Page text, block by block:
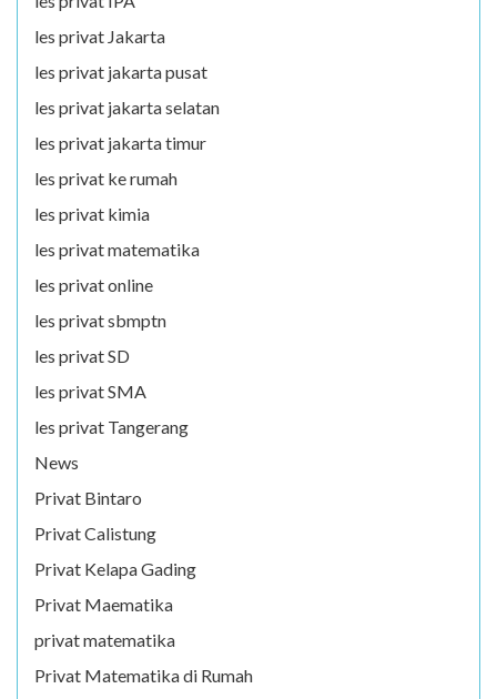
les privat Jakarta
les privat jakarta pusat
les privat jakarta selatan
les privat jakarta timur
les privat ke rumah
les privat kimia
les privat matematika
les privat online
les privat sbmptn
les privat SD
les privat SMA
les privat Tangerang
News
Privat Bintaro
Privat Calistung
Privat Kelapa Gading
Privat Maematika
privat matematika
Privat Matematika di Rumah